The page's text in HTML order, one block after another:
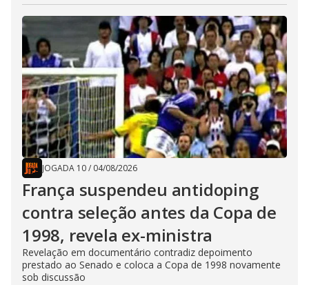
JOGADA 10/ 04/08/2026
França suspendeu antidoping
contra seleção antes da Copa de
1998, revela ex-ministra
Revelação em documentário contradiz depoimento
prestado ao Senado e coloca a Copa de 1998 novamente
sob discussão